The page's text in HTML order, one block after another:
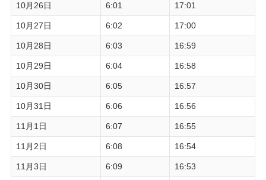
10月26日 6:01 17:01
10月27日 6:02 17:00
10月28日 6:03 16:59
10月29日 6:04 16:58
10月30日 6:05 16:57
10月31日 6:06 16:56
11月1日 6:07 16:55
11月2日 6:08 16:54
11月3日 6:09 16:53